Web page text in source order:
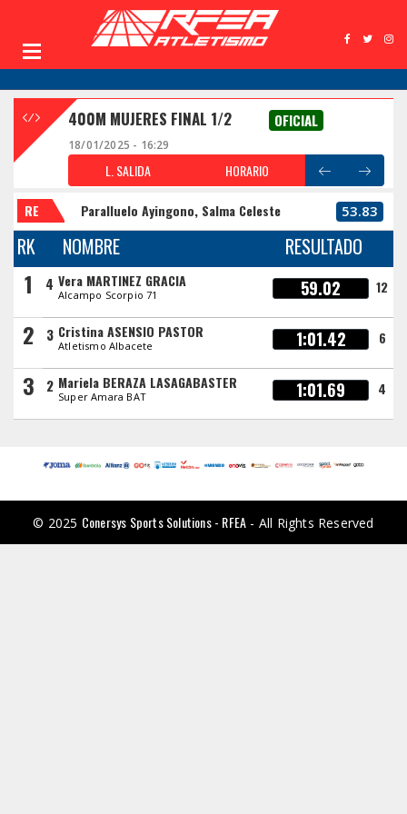
400M MUJERES FINAL 1/2 OFICIAL
18/01/2025 - 16:29
L. SALIDA HORARIO
RE Paralluelo Ayingono, Salma Celeste 53.83
RK NOMBRE RESULTADO
1 4 Vera MARTINEZ GRACIA
Alcampo Scorpio 71 59.02 12
2 3 Cristina ASENSIO PASTOR
Atletismo Albacete 1:01.42 6
3 2 Mariela BERAZA LASAGABASTER
Super Amara BAT 1:01.69 4
© 2025 Conersys Sports Solutions - RFEA - All Rights Reserved